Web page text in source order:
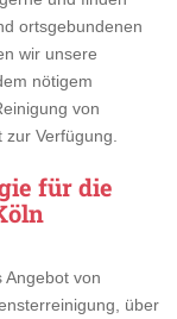
ortsgebundenen
wir unsere
nötigem
von
Verfügung.
für die
Angebot von
über